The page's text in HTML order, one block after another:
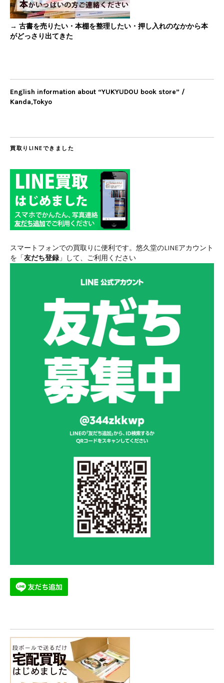
→ 古書を売りたい・本棚を整理したい・押し入れのなかから本
がどっさり出てきた
English information about “YUKYUDOU book store” /
Kanda,Tokyo
買取りLINEできました
スマートフォンでの買取りに便利です。悠久堂のLINEアカウント
を「友だち登録 」して、ご利用ください